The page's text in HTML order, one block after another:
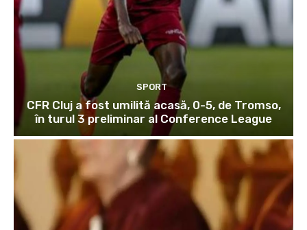
SPORT
CFR Cluj a fost umilită acasă, 0-5, de Tromso,
în turul 3 preliminar al Conference League